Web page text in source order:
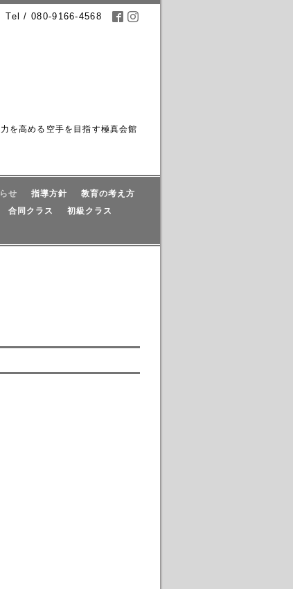
Tel / 080-9166-4568
を高める空手を目指す極真会館
せ 指導方針
教育の考え方
合同クラス
初級クラス